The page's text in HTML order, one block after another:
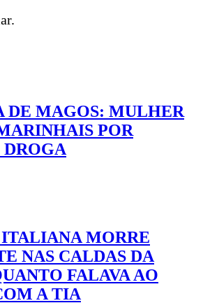
DE MAGOS: MULHER
POR
MORRE
NAS CALDAS DA
FALAVA AO
A TIA